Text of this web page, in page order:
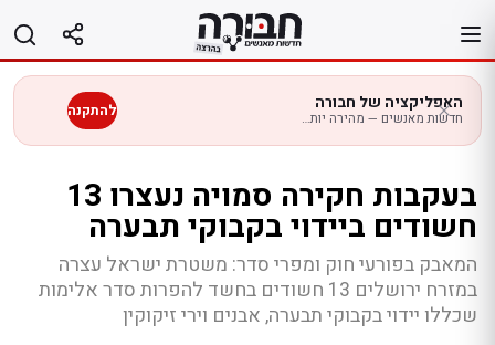
לתוכן
האפליקציה של חבורה
חדשות מאנשים — מהירה יותר בנייד להתקנה
בעקבות חקירה סמויה נעצרו 13
חשודים ביידוי בקבוקי תבערה
המאבק בפורעי חוק ומפרי סדר: משטרת ישראל עצרה
במזרח ירושלים 13 חשודים בחשד להפרות סדר אלימות
שכללו יידוי בקבוקי תבערה, אבנים וירי זיקוקין